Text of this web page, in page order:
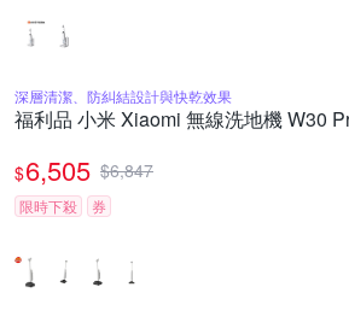
深層清潔、防糾結設計與快乾效果
福利品 小米 Xiaomi 無線洗地機 W30
$6,505 $6,847
限時下殺 券